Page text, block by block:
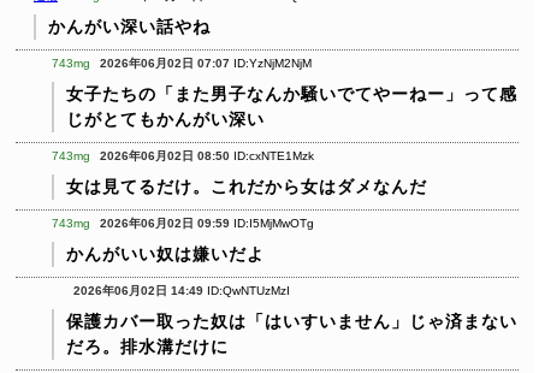
かんがい深い話やね
743mg 2026年06月02日 07:07 ID:YzNjM2NjM
女子たちの「また男子なんか騒いでてやーねー」って感
じがとてもかんがい深い
743mg 2026年06月02日 08:50 ID:cxNTE1Mzk
女は見てるだけ。これだから女はダメなんだ
743mg 2026年06月02日 09:59 ID:I5MjMwOTg
かんがいい奴は嫌いだよ
2026年06月02日 14:49 ID:QwNTUzMzI
保護カバー取った奴は「はいすいません」じゃ済まない
だろ。排水溝だけに